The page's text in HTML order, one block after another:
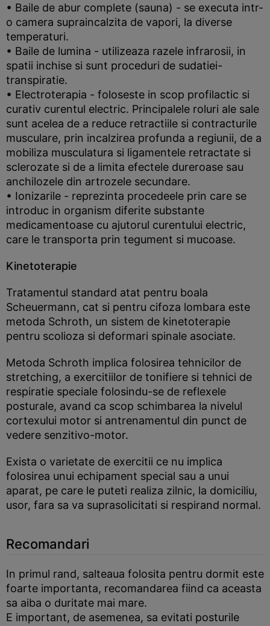
• Baile de abur complete (sauna) - se executa intr-
o camera supraincalzita de vapori, la diverse
temperaturi.
• Baile de lumina - utilizeaza razele infrarosii, in
spatii inchise si sunt proceduri de sudatiei-
transpiratie.
• Electroterapia - foloseste in scop profilactic si
curativ curentul electric. Principalele roluri ale sale
sunt acelea de a reduce retractiile si contracturile
musculare, prin incalzirea profunda a regiunii, de a
mobiliza musculatura si ligamentele retractate si
sclerozate si de a limita efectele dureroase sau
anchilozele din artrozele secundare.
• Ionizarile - reprezinta procedeele prin care se
introduc in organism diferite substante
medicamentoase cu ajutorul curentului electric,
care le transporta prin tegument si mucoase.
Kinetoterapie
Tratamentul standard atat pentru boala
Scheuermann, cat si pentru cifoza lombara este
metoda Schroth, un sistem de kinetoterapie
pentru scolioza si deformari spinale asociate.
Metoda Schroth implica folosirea tehnicilor de
stretching, a exercitiilor de tonifiere si tehnici de
respiratie speciale folosindu-se de reflexele
posturale, avand ca scop schimbarea la nivelul
cortexului motor si antrenamentul din punct de
vedere senzitivo-motor.
Exista o varietate de exercitii ce nu implica
folosirea unui echipament special sau a unui
aparat, pe care le puteti realiza zilnic, la domiciliu,
usor, fara sa va suprasolicitati si respirand normal.
Recomandari
In primul rand, salteaua folosita pentru dormit este
foarte importanta, recomandarea fiind ca aceasta
sa aiba o duritate mai mare.
E important, de asemenea, sa evitati posturile